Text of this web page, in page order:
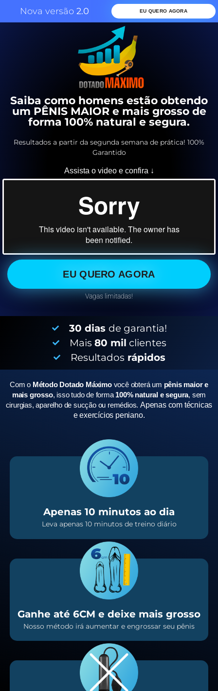
Nova versão 2.0 EU QUERO AGORA
Saiba como homens estão obtendo
um PÊNIS MAIOR e mais grosso de
forma 100% natural e segura.
Resultados a partir da segunda semana de prática! 100%
Garantido
Assista o video e confira ↓
EU QUERO AGORA
Vagas limitadas!
30 dias de garantia!
Mais 80 mil clientes
Resultados rápidos
Com o Método Dotado Máximo você obterá um pênis maior e
mais grosso, isso tudo de forma 100% natural e segura, sem
cirurgias, aparelho de sucção ou remédios.Apenas com técnicas
e exercícios peniano.
Apenas 10 minutos ao dia
Leva apenas 10 minutos de treino diário
Ganhe até 6CM e deixe mais grosso
Nosso método irá aumentar e engrossar seu pênis